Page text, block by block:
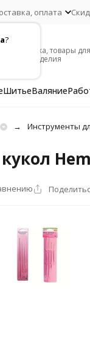
?
оплата
Пряжа, товары для
рукоделия
ШитьеВаляние
Инструменты